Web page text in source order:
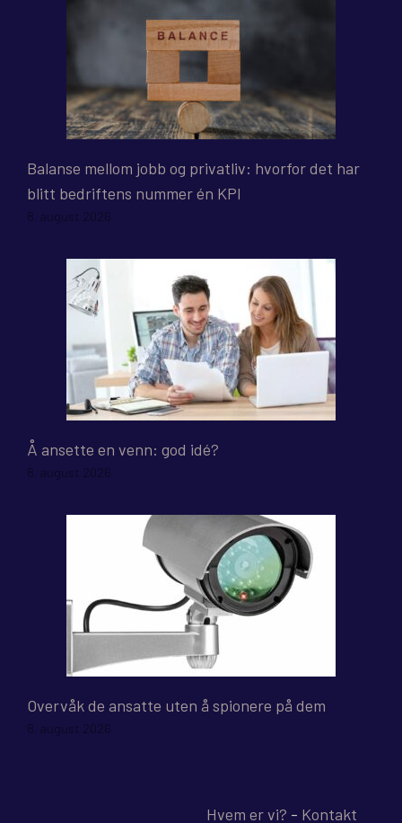
Balanse mellom jobb og privatliv: hvorfor det har
blitt bedriftens nummer én KPI
8. august 2026
Å ansette en venn: god idé?
8. august 2026
Overvåk de ansatte uten å spionere på dem
8. august 2026
Hvem er vi? - Kontakt